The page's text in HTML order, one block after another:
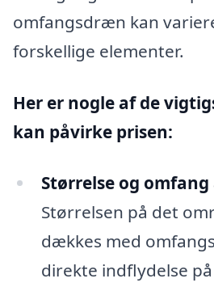
omfangsdræn kan
forskellige elementer.
Her er nogle af de
kan påvirke prisen:
Størrelse og
Størrelsen på det
dækkes med
direkte indflydelse